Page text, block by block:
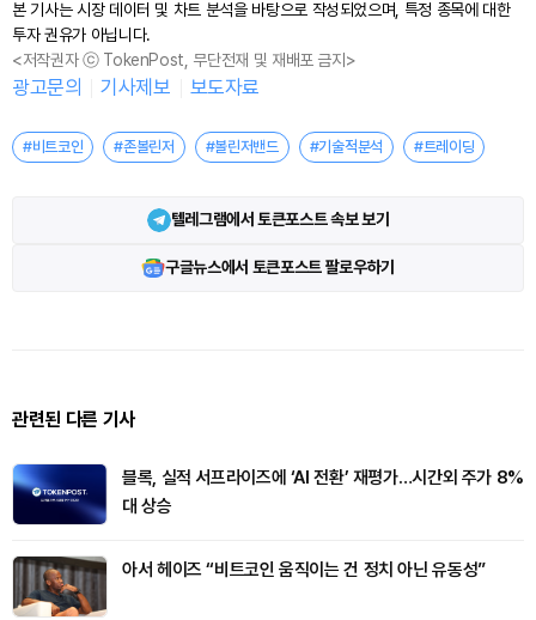
본 기사는 시장 데이터 및 차트 분석을 바탕으로 작성되었으며, 특정 종목에 대한
투자 권유가 아닙니다.
<저작권자 ⓒ TokenPost, 무단전재 및 재배포 금지>
광고문의 기사제보 보도자료
#비트코인 #존볼린저 #볼린저밴드 #기술적분석 #트레이딩
텔레그램에서 토큰포스트 속보 보기
구글뉴스에서 토큰포스트 팔로우하기
관련된 다른 기사
블록, 실적 서프라이즈에 ‘AI 전환’ 재평가…시간외 주가 8%
대 상승
아서 헤이즈 “비트코인 움직이는 건 정치 아닌 유동성”